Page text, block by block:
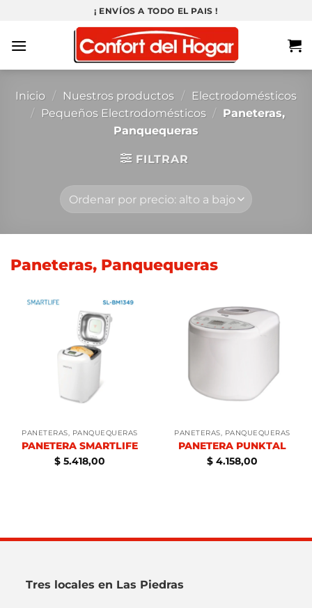
contenido
¡ ENVÍOS A TODO EL PAIS !
Inicio / Nuestros productos /
Electrodomésticos
/
Pequeños Electrodomésticos / Paneteras,
Panquequeras
FILTRAR
Paneteras, Panquequeras
PANETERAS, PANQUEQUERAS
PANETERA SMARTLIFE
$ 5.418,00
PANETERAS, PANQUEQUERAS
PANETERA PUNKTAL
$ 4.158,00
Tres locales en Las Piedras